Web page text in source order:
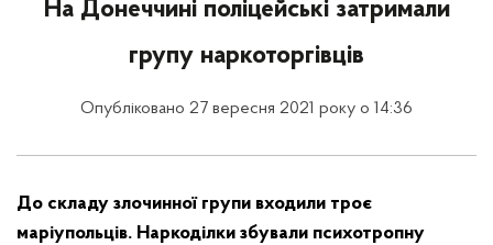
На Донеччині поліцейські затримали
групу наркоторгівців
Опубліковано 27 вересня 2021 року о 14:36
До складу злочинної групи входили троє
маріупольців. Наркоділки збували психотропну